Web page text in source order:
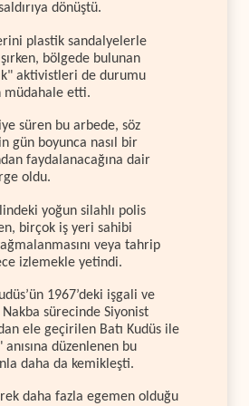
dönüştü.
plastik sandalyelerle
bölgede bulunan
aktivistleri de durumu
müdahale etti.
süren bu arbede, söz
gün boyunca nasıl bir
faydalanacağına dair
oldu.
yoğun silahlı polis
birçok iş yeri sahibi
veya tahrip
izlemekle yetindi.
1967’deki işgali ve
sürecinde Siyonist
ele geçirilen Batı Kudüs ile
düzenlenen bu
daha da kemikleşti.
daha fazla egemen olduğu